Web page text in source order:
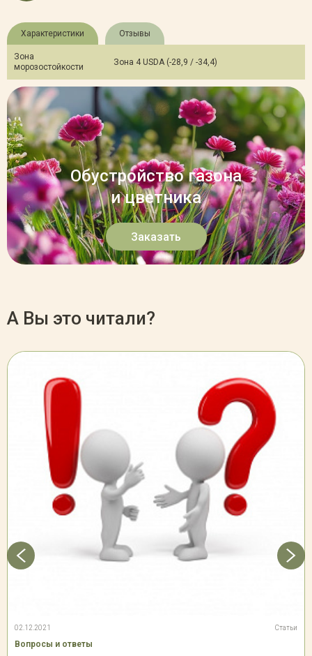
Характеристики Отзывы
Зона
морозостойкости
Зона 4 USDA (-28,9 / -34,4)
Обустройство газона
и цветника
Заказать
А Вы это читали?
02.12.2021 Статьи
Вопросы и ответы